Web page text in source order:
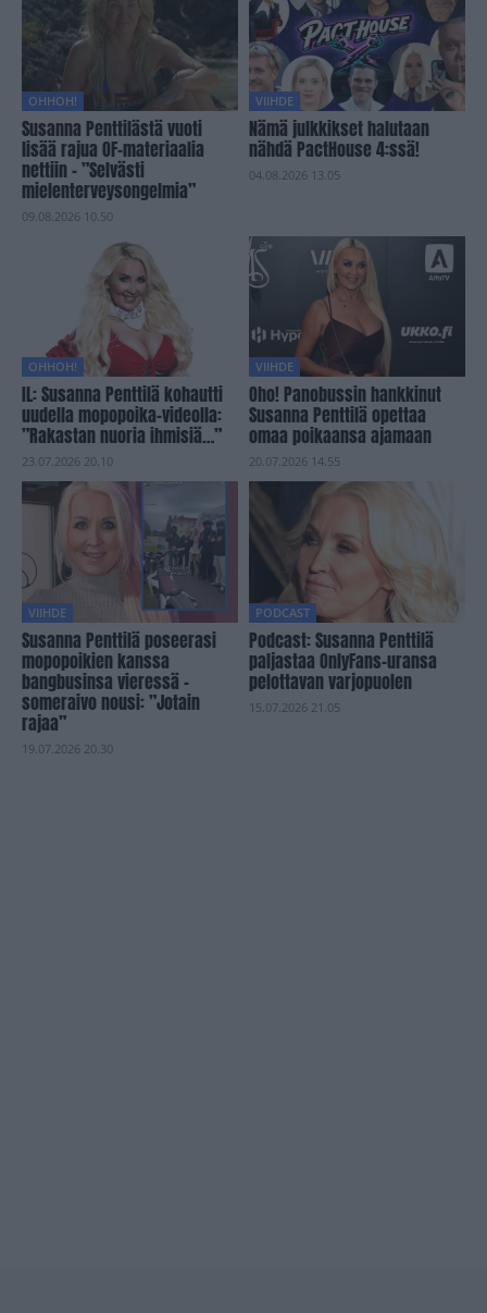
OHHOH!
Susanna Penttilästä vuoti
lisää rajua OF-materiaalia
nettiin – ”Selvästi
mielenterveysongelmia”
09.08.2026 10.50
VIIHDE
Nämä julkkikset halutaan
nähdä PactHouse 4:ssä!
04.08.2026 13.05
OHHOH!
IL: Susanna Penttilä kohautti
uudella mopopoika-videolla:
”Rakastan nuoria ihmisiä…”
23.07.2026 20.10
VIIHDE
Oho! Panobussin hankkinut
Susanna Penttilä opettaa
omaa poikaansa ajamaan
20.07.2026 14.55
VIIHDE
Susanna Penttilä poseerasi
mopopoikien kanssa
bangbusinsa vieressä –
someraivo nousi: ”Jotain
rajaa”
19.07.2026 20.30
PODCAST
Podcast: Susanna Penttilä
paljastaa OnlyFans-uransa
pelottavan varjopuolen
15.07.2026 21.05